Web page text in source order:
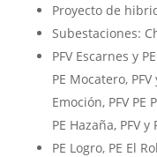
Proyecto de
Subestaciones:
PFV Escarnes y
PE Mocatero, PFV
Emoción, PFV PE
PE Hazaña, PFV y
PE Logro, PE El